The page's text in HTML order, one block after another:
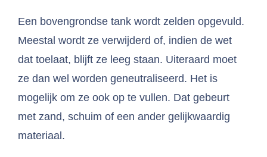
Een bovengrondse tank wordt zelden opgevuld.
Meestal wordt ze verwijderd of, indien de wet
dat toelaat, blijft ze leeg staan. Uiteraard moet
ze dan wel worden geneutraliseerd. Het is
mogelijk om ze ook op te vullen. Dat gebeurt
met zand, schuim of een ander gelijkwaardig
materiaal.